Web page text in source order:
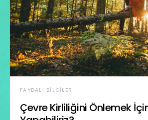
FAYDALI BILGILER
Çevre Kirliliğini Önlemek